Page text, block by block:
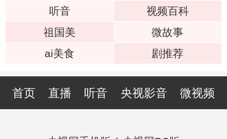
听音
视频百科
祖国美
微故事
ai美食
剧推荐
首页 直播 听音 央视影音 微视频